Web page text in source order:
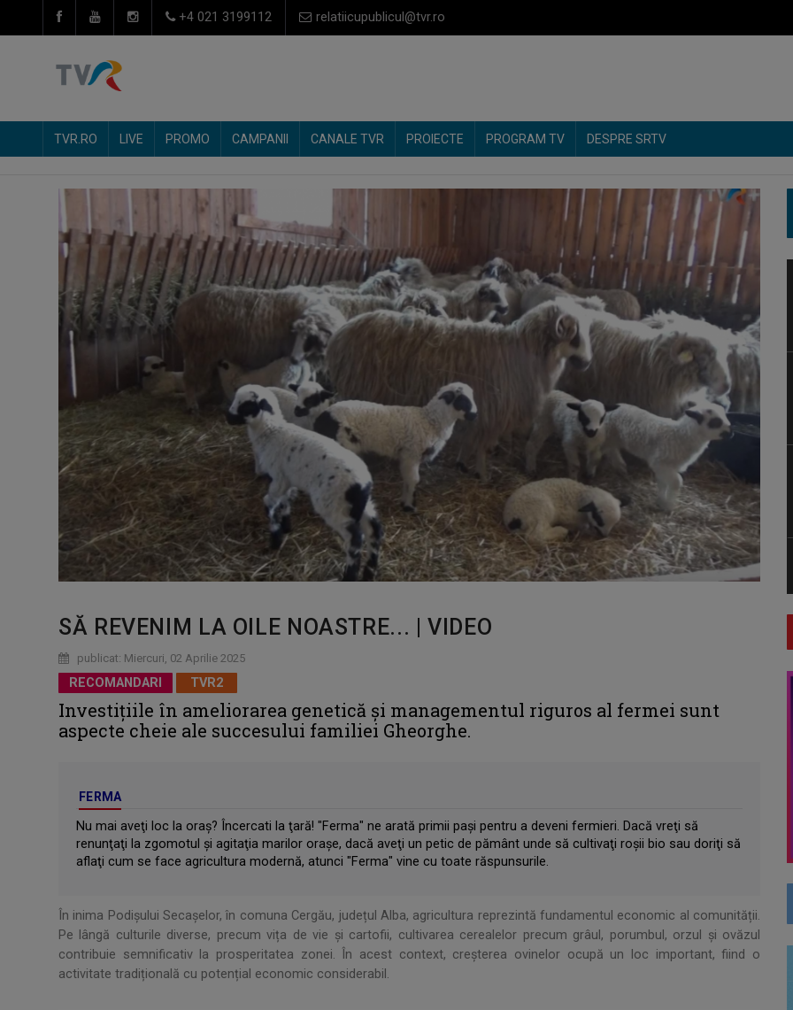
+4 021 3199112 relatiicupublicul@tvr.ro
TVR.RO LIVE PROMO CAMPANII CANALE TVR PROIECTE PROGRAM TV DESPRE SRTV
SĂ REVENIM LA OILE NOASTRE... | VIDEO
publicat: Miercuri, 02 Aprilie 2025
RECOMANDARI TVR2
Investițiile în ameliorarea genetică și managementul riguros al fermei sunt
aspecte cheie ale succesului familiei Gheorghe.
FERMA
Nu mai aveţi loc la oraş? Încercati la ţară! "Ferma" ne arată primii paşi pentru a deveni fermieri. Dacă vreţi să
renunţaţi la zgomotul şi agitaţia marilor oraşe, dacă aveţi un petic de pământ unde să cultivaţi roşii bio sau doriţi să
aflaţi cum se face agricultura modernă, atunci "Ferma" vine cu toate răspunsurile.
În inima Podișului Secașelor, în comuna Cergău, județul Alba, agricultura reprezintă fundamentul economic al comunității.
Pe lângă culturile diverse, precum vița de vie și cartofii, cultivarea cerealelor precum grâul, porumbul, orzul și ovăzul
contribuie semnificativ la prosperitatea zonei. În acest context, creșterea ovinelor ocupă un loc important, fiind o
activitate tradițională cu potențial economic considerabil.